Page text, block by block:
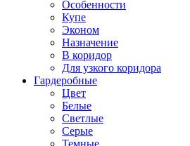
Особенности
Купе
Эконом
Назначение
В коридор
Для узкого коридора
Гардеробные
Цвет
Белые
Светлые
Серые
Темные